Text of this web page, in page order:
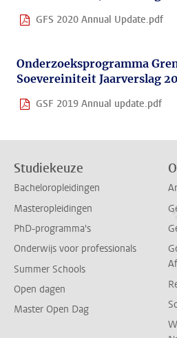
GFS 2020 Annual Update.pdf
Onderzoeksprogramma
Soevereiniteit Jaarverslag
GSF 2019 Annual update.pdf
Studiekeuze
Bacheloropleidingen
Masteropleidingen
PhD-programma's
Onderwijs voor professionals
Summer Schools
Open dagen
Master Open Dag